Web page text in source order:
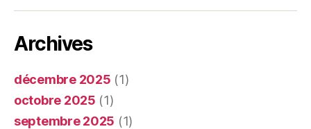
Archives
décembre 2025 (1)
octobre 2025 (1)
septembre 2025 (1)